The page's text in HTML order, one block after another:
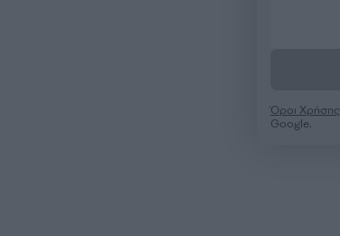
Όροι Χρήσης
Google.